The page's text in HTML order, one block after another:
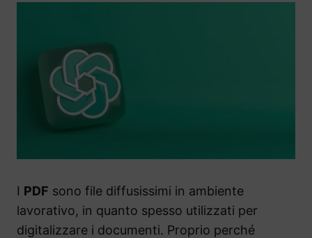
I PDF sono file diffusissimi in ambiente
lavorativo, in quanto spesso utilizzati per
digitalizzare i documenti. Proprio perché